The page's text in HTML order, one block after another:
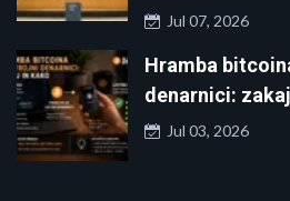
Jul 07, 2026
Hramba
denarnici:
Jul 03, 2026